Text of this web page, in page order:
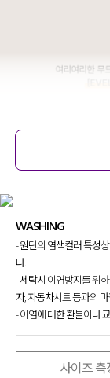
WASHING
- 원단의 염색컬러 특성
다.
- 세탁시 이염방지를 위
자, 자동차시트 등과의
- 이염에 대한 환불이나
사이즈